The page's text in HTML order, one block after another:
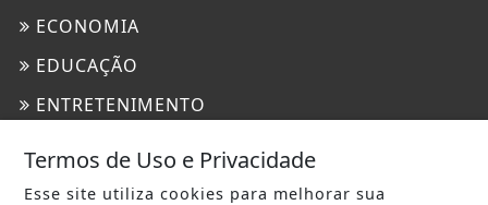
ECONOMIA
EDUCAÇÃO
ENTRETENIMENTO
GERAL
Termos de Uso e Privacidade
Esse site utiliza cookies para melhorar sua